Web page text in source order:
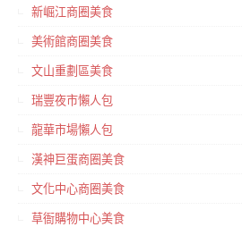
新崛江商圈美食
美術館商圈美食
文山重劃區美食
瑞豐夜市懶人包
龍華市場懶人包
漢神巨蛋商圈美食
文化中心商圈美食
草衙購物中心美食